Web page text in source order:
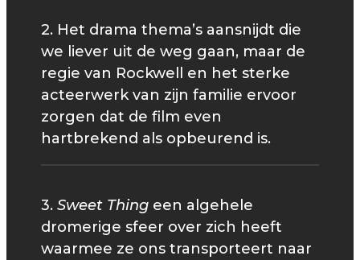
2. Het drama thema’s aansnijdt die
we liever uit de weg gaan, maar de
regie van Rockwell en het sterke
acteerwerk van zijn familie ervoor
zorgen dat de film even
hartbrekend als opbeurend is.
3.Sweet Thing een algehele
dromerige sfeer over zich heeft
waarmee ze ons transporteert naar